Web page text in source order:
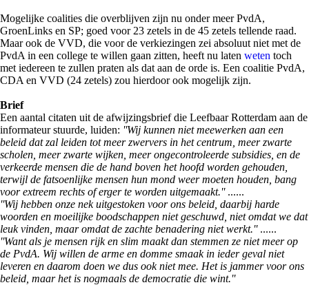
Mogelijke coalities die overblijven zijn nu onder meer PvdA,
GroenLinks en SP; goed voor 23 zetels in de 45 zetels tellende raad.
Maar ook de VVD, die voor de verkiezingen zei absoluut niet met de
PvdA in een college te willen gaan zitten, heeft nu laten weten toch
met iedereen te zullen praten als dat aan de orde is. Een coalitie PvdA,
CDA en VVD (24 zetels) zou hierdoor ook mogelijk zijn.
Brief
Een aantal citaten uit de afwijzingsbrief die Leefbaar Rotterdam aan de
informateur stuurde, luiden: ''Wij kunnen niet meewerken aan een
beleid dat zal leiden tot meer zwervers in het centrum, meer zwarte
scholen, meer zwarte wijken, meer ongecontroleerde subsidies, en de
verkeerde mensen die de hand boven het hoofd worden gehouden,
terwijl de fatsoenlijke mensen hun mond weer moeten houden, bang
voor extreem rechts of erger te worden uitgemaakt.''......
''Wij hebben onze nek uitgestoken voor ons beleid, daarbij harde
woorden en moeilijke boodschappen niet geschuwd, niet omdat we dat
leuk vinden, maar omdat de zachte benadering niet werkt.''......
''Want als je mensen rijk en slim maakt dan stemmen ze niet meer op
de PvdA. Wij willen de arme en domme smaak in ieder geval niet
leveren en daarom doen we dus ook niet mee. Het is jammer voor ons
beleid, maar het is nogmaals de democratie die wint.''